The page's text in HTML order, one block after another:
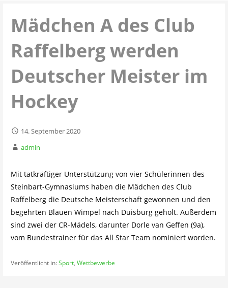
Mädchen A des Club
Raffelberg werden
Deutscher Meister im
Hockey
14. September 2020
admin
Mit tatkräftiger Unterstützung von vier Schülerinnen des
Steinbart-Gymnasiums haben die Mädchen des Club
Raffelberg die Deutsche Meisterschaft gewonnen und den
begehrten Blauen Wimpel nach Duisburg geholt. Außerdem
sind zwei der CR-Mädels, darunter Dorle van Geffen (9a),
vom Bundestrainer für das All Star Team nominiert worden.
Veröffentlicht in:Sport, Wettbewerbe